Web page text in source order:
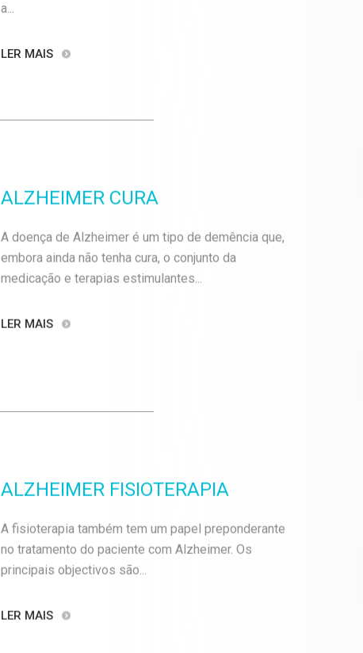
a...
LER MAIS
ALZHEIMER CURA
A doença de Alzheimer é um tipo de demência que,
embora ainda não tenha cura, o conjunto da
medicação e terapias estimulantes...
LER MAIS
ALZHEIMER FISIOTERAPIA
A fisioterapia também tem um papel preponderante
no tratamento do paciente com Alzheimer. Os
principais objectivos são...
LER MAIS